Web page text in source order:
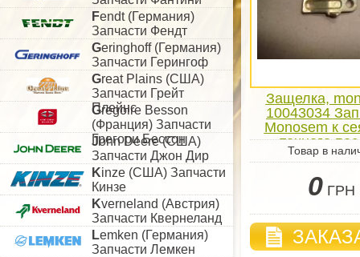
Fendt (Германия)
Запчасти Фендт
Geringhoff (Германия)
Запчасти Герингоф
Great Plains (США)
Запчасти Грейт
Плейнс
Gregoire Besson
(Франция) Запчасти
Грегори Бессон
John Deere (США)
Запчасти Джон Дир
Kinze (США) Запчасти
Кинзе
Kverneland (Австрия)
Запчасти Квернеланд
Lemken (Германия)
Запчасти Лемкен
Защелка,
10043034
Monosem к
точного
Товар в
0 ГРН